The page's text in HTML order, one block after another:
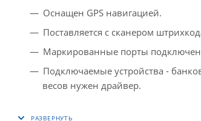
Оснащен GPS навигацией.
Поставляется с сканером
Маркированные порты
Подключаемые устройства -
весов нужен драйвер.